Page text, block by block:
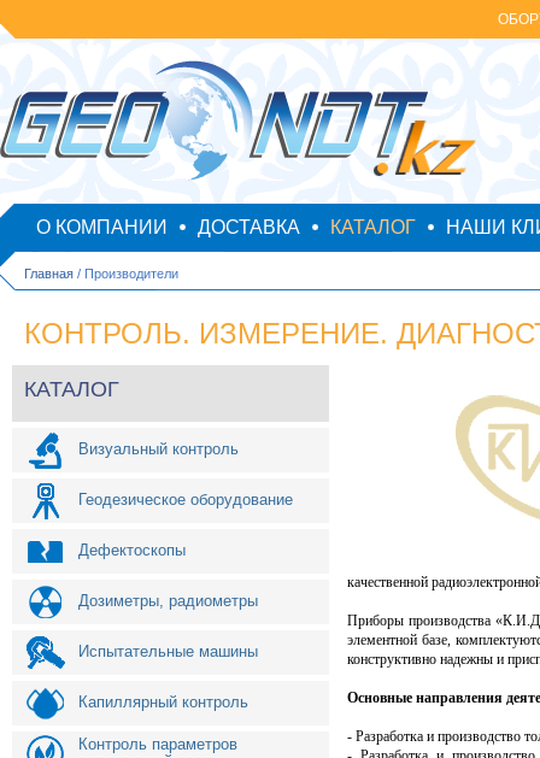
О КОМПАНИИ ДОСТАВКА КАТАЛОГ НАШИ
Главная / Производители
КОНТРОЛЬ. ИЗМЕРЕНИЕ.
КАТАЛОГ
Визуальный контроль
Геодезическое оборудование
Дефектоскопы
Дозиметры, радиометры
Испытательные машины
Капиллярный контроль
Контроль параметров
качественной
Приборы производства
элементной базе,
конструктивно надежны и
Основные направления
- Разработка и производство